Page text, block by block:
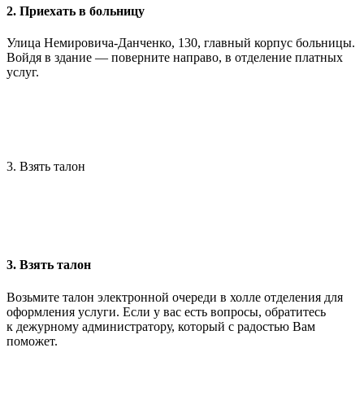
2. Приехать в больницу
Улица Немировича-Данченко, 130, главный корпус больницы.
Войдя в здание — поверните направо, в отделение платных
услуг.
3. Взять талон
3. Взять талон
Возьмите талон электронной очереди в холле отделения для
оформления услуги. Если у вас есть вопросы, обратитесь
к дежурному администратору, который с радостью Вам
поможет.